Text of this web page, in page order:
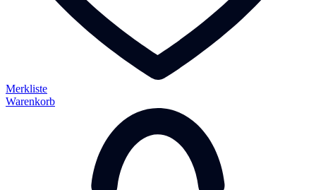
Merkliste
Warenkorb